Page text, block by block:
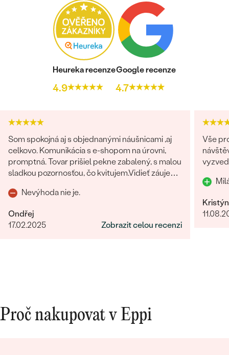
Heureka recenze
4.9
Google recenze
4.7
Som spokojná aj s objednanými náušnicami ,aj
celkovo. Komunikácia s e-shopom na úrovni,
promptná. Tovar prišiel pekne zabalený, s malou
sladkou pozornosťou, čo kvitujem.Vidieť záujem
Nevýhoda nie je.
Ondřej
17.02.2025
Zobrazit celou recenzi
Vše
Proč nakupovat v Eppi